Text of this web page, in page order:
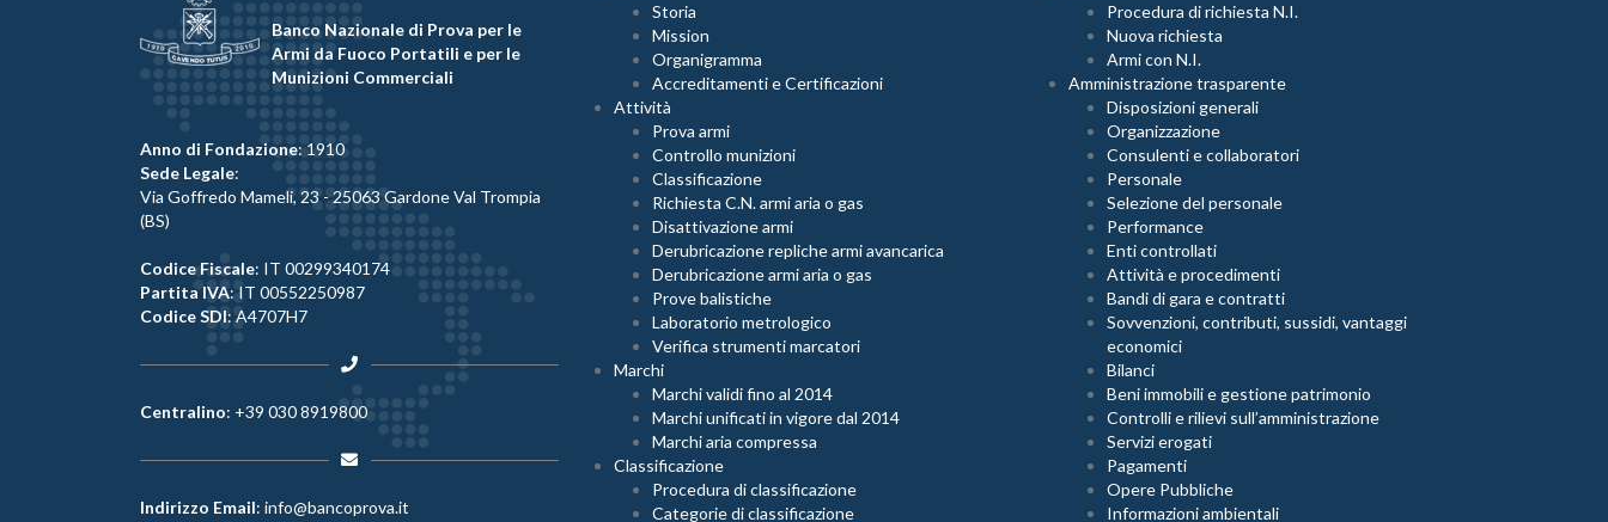
Banco Nazionale di Prova per le
Armi da Fuoco Portatili e per le
Munizioni Commerciali
Anno di Fondazione: 1910
Sede Legale:
Via Goffredo Mameli, 23 - 25063 Gardone Val Trompia
(BS)
Codice Fiscale: IT 00299340174
Partita IVA: IT 00552250987
Codice SDI: A4707H7
Centralino: +39 030 8919800
Indirizzo Email: info@bancoprova.it
Storia
Mission
Organigramma
Accreditamenti e Certificazioni
Attività
Prova armi
Controllo munizioni
Classificazione
Richiesta C.N. armi aria o gas
Disattivazione armi
Derubricazione repliche armi avancarica
Derubricazione armi aria o gas
Prove balistiche
Laboratorio metrologico
Verifica strumenti marcatori
Marchi
Marchi validi fino al 2014
Marchi unificati in vigore dal 2014
Marchi aria compressa
Classificazione
Procedura di classificazione
Categorie di classificazione
Procedura di richiesta N.I.
Nuova richiesta
Armi con N.I.
Amministrazione trasparente
Disposizioni generali
Organizzazione
Consulenti e collaboratori
Personale
Selezione del personale
Performance
Enti controllati
Attività e procedimenti
Bandi di gara e contratti
Sovvenzioni, contributi, sussidi, vantaggi
economici
Bilanci
Beni immobili e gestione patrimonio
Controlli e rilievi sull’amministrazione
Servizi erogati
Pagamenti
Opere Pubbliche
Informazioni ambientali